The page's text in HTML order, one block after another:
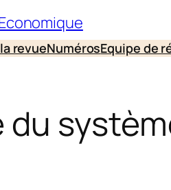
revueNumérosEquipe de
du